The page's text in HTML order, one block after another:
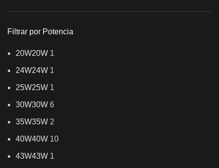
Filtrar por Potencia
20W20W 1
24W24W 1
25W25W 1
30W30W 6
35W35W 2
40W40W 10
43W43W 1